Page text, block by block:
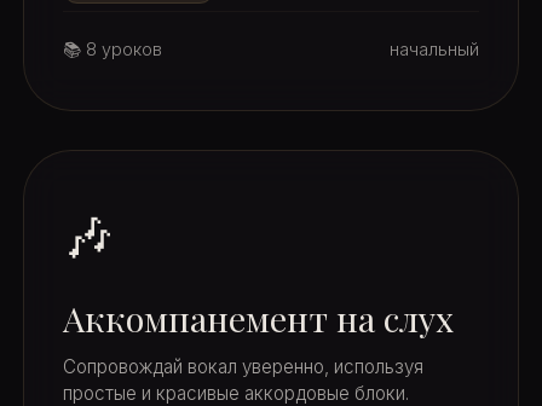
📚 8 уроков начальный
🎶
Аккомпанемент на слух
Сопровождай вокал уверенно, используя
простые и красивые аккордовые блоки.